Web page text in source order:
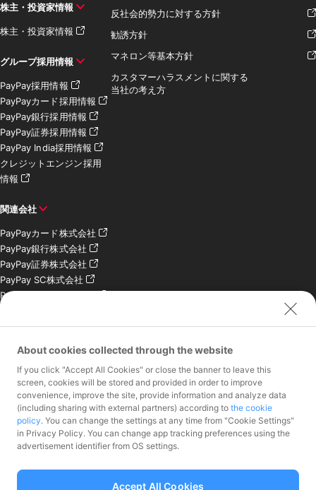
株主・投資家情報
株主・投資家情報
グループ採用情報
PayPay採用情報
PayPayカード採用情報
PayPay銀行採用情報
PayPay証券採用情報
PayPay India採用情報
クレジットエンジン採用
情報
関連会社
PayPayカード株式会社
PayPay銀行株式会社
PayPay証券株式会社
PayPay SC株式会社
PayPay India Pvt. Ltd.
会社
お問い合わせ
加盟店様専用お問い合わ
報道関係者様専用お問い
合わせ
株主・投資家様専用お問
反社会的勢力に対する方針
勧誘方針
マネロン等基本方針
カスタマーハラスメントに関する
当社の考え方
About cookies collected through the website
If you click "Accept All Cookies" or close the banner to leave this
screen, cookies will be stored and provided in order to improve
convenience, improve the site, provide information and analyze data
(including sharing with external partners) according to the cookie
policy. You can change the settings at any time from "Cookie Settings"
in Privacy Policy. You can change app tracking preferences using the
advertisement identifier from OS settings.
Accept All Cookies